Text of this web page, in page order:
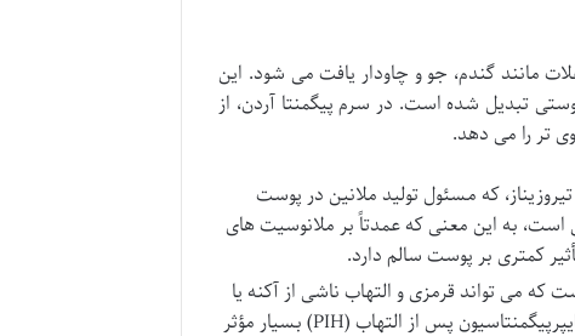
مانند گندم، جو و چاودار یافت می شود. این
تبدیل شده است. در سرم پیگمنتا آردن، از
که مسئول تولید ملانین در پوست
است، به این معنی که عمدتاً بر ملانوسیت های
کمتری بر پوست سالم دارد.
می تواند قرمزی و التهاب ناشی از آکنه یا
سایر تحریکات پوستی را کاهش دهد. این ویژگی آن را برای درمان هایپرپیگمنتاسیون پس از التهاب (PIH) بسیار مؤثر